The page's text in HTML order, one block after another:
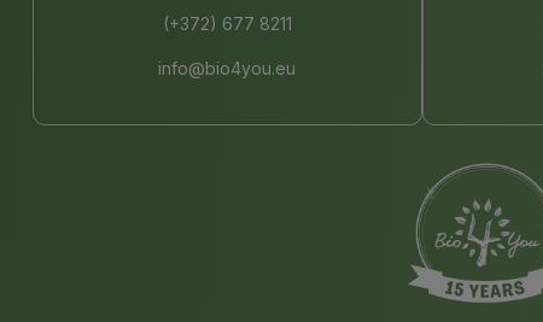
(+372) 677 8211
info@bio4you.eu